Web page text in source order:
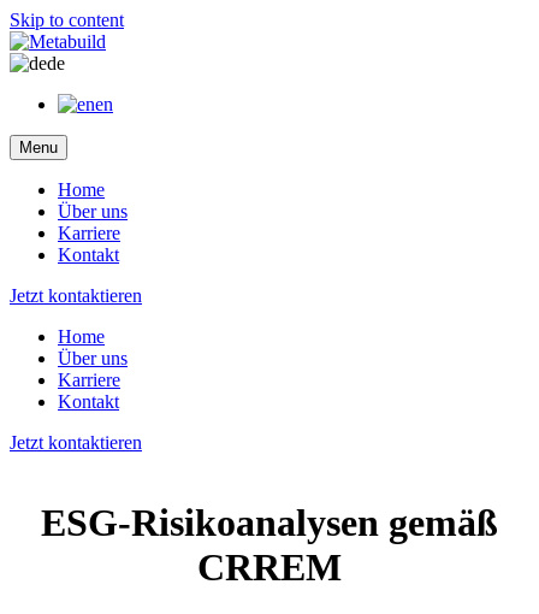
Skip to content
de
en
Menu
Home
Über uns
Karriere
Kontakt
Jetzt kontaktieren
Home
Über uns
Karriere
Kontakt
Jetzt kontaktieren
ESG-Risiko­analysen gemäß
CRREM